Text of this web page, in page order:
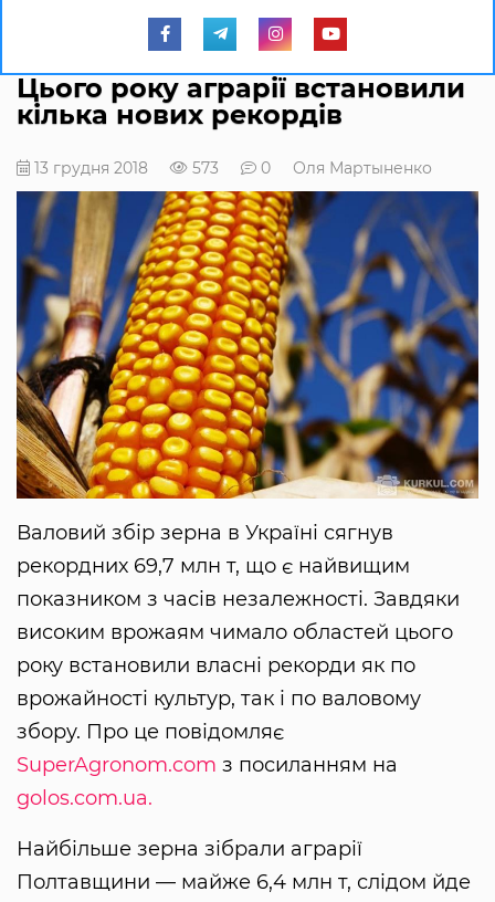
Цього року аграрії встановили
кілька нових рекордів
13 грудня 2018 573 0 Оля Мартыненко
Валовий збір зерна в Україні сягнув
рекордних 69,7 млн т, що є найвищим
показником з часів незалежності. Завдяки
високим врожаям чимало областей цього
року встановили власні рекорди як по
врожайності культур, так і по валовому
збору. Про це повідомляє
SuperAgronom.com з посиланням на
golos.com.ua.
Найбільше зерна зібрали аграрії
Полтавщини — майже 6,4 млн т, слідом йде